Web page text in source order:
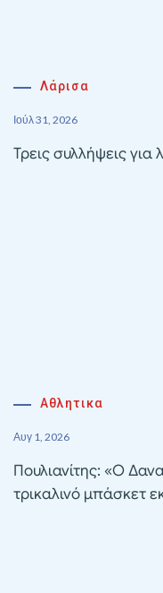
Λάρισα
Ιούλ 31, 2026
Τρεις συλλήψεις
Αθλητικα
Αυγ 1, 2026
Πουλιανίτης: «Ο
τρικαλινό μπάσκετ